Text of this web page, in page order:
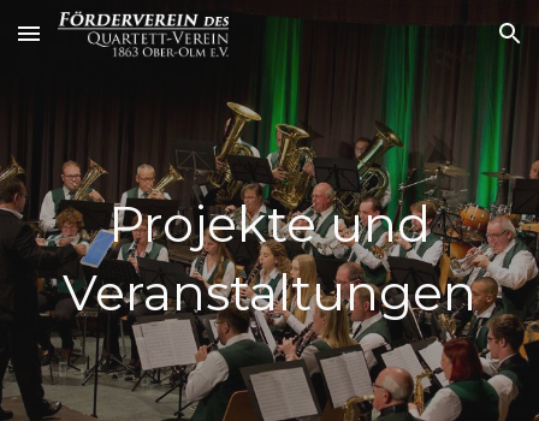
Skip to main content Skip to navigation
Projekte und
Veranstaltungen